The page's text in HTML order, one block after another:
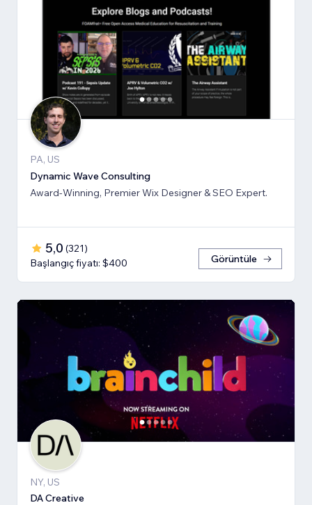
PA, US
Dynamic Wave Consulting
Award-Winning, Premier Wix Designer & SEO Expert.
5,0 (321)
Başlangıç fiyatı: $400
Görüntüle
NY, US
DA Creative